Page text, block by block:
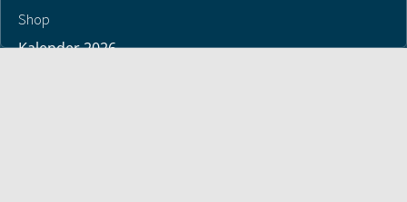
Shop
Kalender 2026